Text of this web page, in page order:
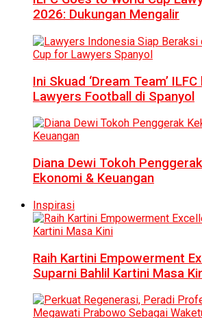
2026: Dukungan Mengalir
Ini Skuad ‘Dream Team’
Lawyers Football di Spanyol
Diana Dewi Tokoh
Ekonomi & Keuangan
Inspirasi
Raih Kartini Empowerment
Suparni Bahlil Kartini Masa